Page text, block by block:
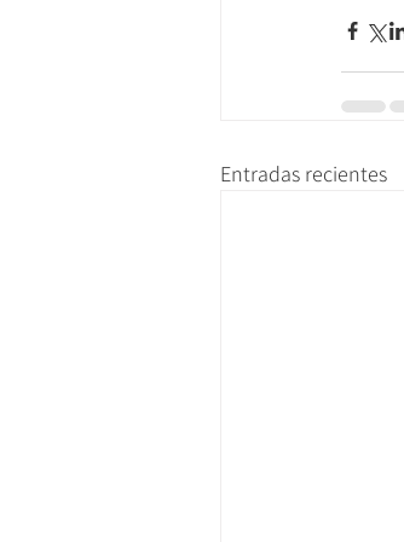
Entradas recientes